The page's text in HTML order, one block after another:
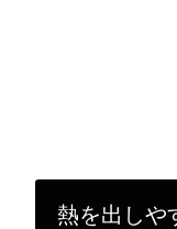
熱を出しや